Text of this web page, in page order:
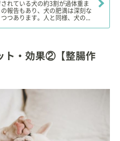
れている犬の約3割が過体重ま
報告もあり、犬の肥満は深刻な
つあります。人と同様、犬の...
ト・効果②【整腸作